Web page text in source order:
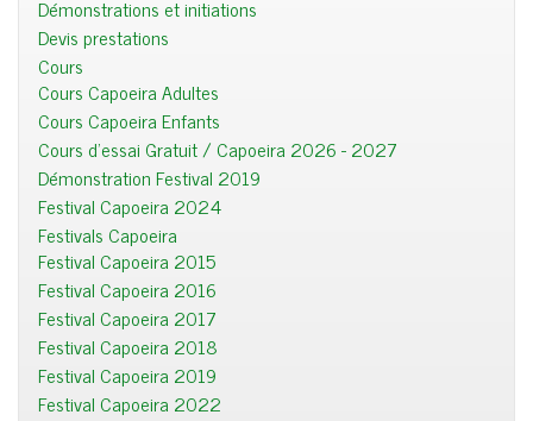
Démonstrations et initiations
Devis prestations
Cours
Cours Capoeira Adultes
Cours Capoeira Enfants
Cours d'essai Gratuit / Capoeira 2026 - 2027
Démonstration Festival 2019
Festival Capoeira 2024
Festivals Capoeira
Festival Capoeira 2015
Festival Capoeira 2016
Festival Capoeira 2017
Festival Capoeira 2018
Festival Capoeira 2019
Festival Capoeira 2022